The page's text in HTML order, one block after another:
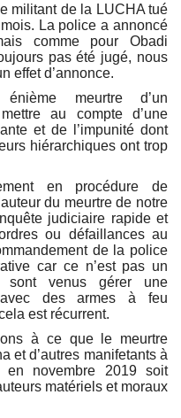
militant de la LUCHA tué
La police a annoncé
comme pour Obadi
pas été jugé, nous
effet d’annonce.
meurtre d’un
au compte d’une
et de l’impunité dont
hiérarchiques ont trop
en procédure de
du meurtre de notre
judiciaire rapide et
ou défaillances au
de la police
car ce n’est pas un
venus gérer une
avec des armes à feu
est récurrent.
à ce que le meurtre
et d’autres manifetants à
en novembre 2019 soit
matériels et moraux